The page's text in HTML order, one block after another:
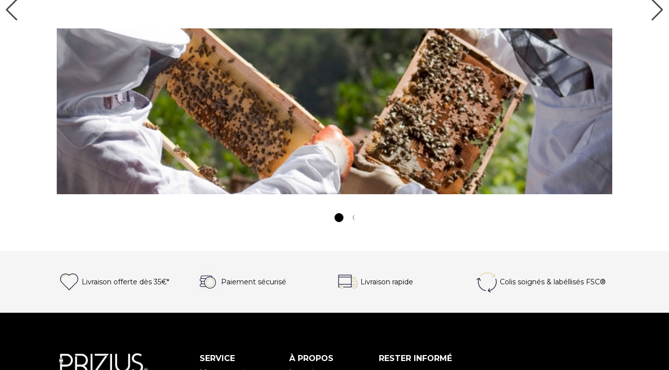
Livraison offerte dès 35€* Paiement sécurisé Livraison rapide Colis soignés & labéllisés FSC®
SERVICE
À PROPOS
RESTER INFORMÉ